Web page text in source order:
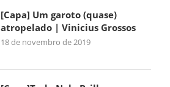
[Capa] Um garoto (quase)
atropelado | Vinicius Grossos
18 de novembro de 2019